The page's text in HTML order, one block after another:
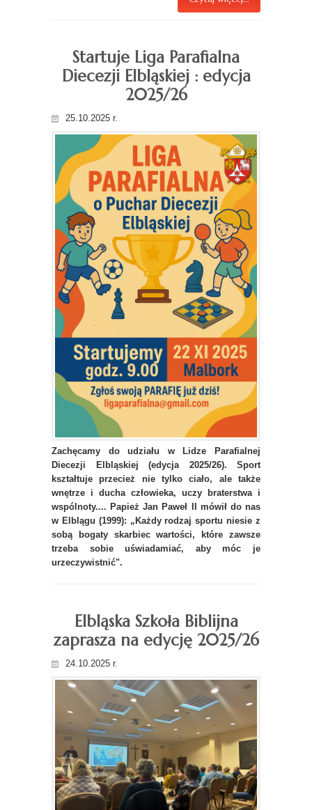
Startuje Liga Parafialna
Diecezji Elbląskiej : edycja
2025/26
25.10.2025 r.
Zachęcamy do udziału w Lidze Parafialnej
Diecezji Elbląskiej (edycja 2025/26). Sport
kształtuje przecież nie tylko ciało, ale także
wnętrze i ducha człowieka, uczy braterstwa i
wspólnoty.... Papież Jan Paweł II mówił do nas
w Elblągu (1999): „Każdy rodzaj sportu niesie z
sobą bogaty skarbiec wartości, które zawsze
trzeba sobie uświadamiać, aby móc je
urzeczywistnić".
Elbląska Szkoła Biblijna
zaprasza na edycję 2025/26
24.10.2025 r.